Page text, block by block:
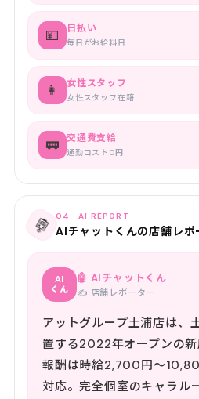
💴 日払い
毎日がお給料日
👩 女性スタッフ
女性スタッフ在籍
🚃 交通費支給
通勤コスト0円
🤖 04 · AI REPORT
AIチャットくんの店舗レポ
AI
くん
🤖 AIチャットくん
✍️ 店舗レポーター
アットグループ土浦店は、
置する2022年オープンの
報酬は時給2,700円〜
対応。完全個室のキャラル